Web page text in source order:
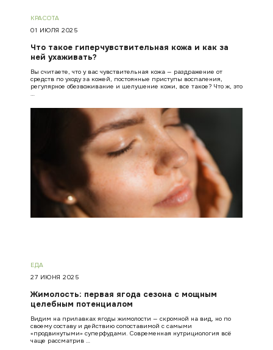
КРАСОТА
01 ИЮЛЯ 2025
Что такое гиперчувствительная кожа и как за
ней ухаживать?
Вы считаете, что у вас чувствительная кожа — раздражение от
средств по уходу за кожей, постоянные приступы воспаления,
регулярное обезвоживание и шелушение кожи, все такое? Что ж, это
ЕДА
27 ИЮНЯ 2025
Жимолость: первая ягода сезона с мощным
целебным потенциалом
Видим на прилавках ягоды жимолости — скромной на вид, но по
своему составу и действию сопоставимой с самыми
«продвинутыми» суперфудами. Современная нутрициология всё
чаще рассматрив …